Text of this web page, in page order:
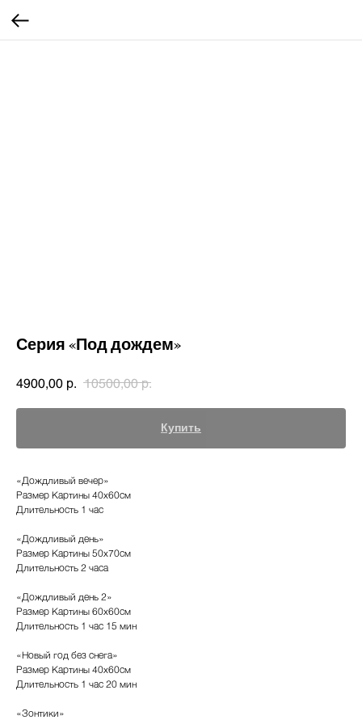
Серия «Под дождем»
4900,00 р. 10500,00 р.
Купить
«Дождливый вечер»
Размер Картины 40х60см
Длительность 1 час
«Дождливый день»
Размер Картины 50х70см
Длительность 2 часа
«Дождливый день 2»
Размер Картины 60х60см
Длительность 1 час 15 мин
«Новый год без снега»
Размер Картины 40х60см
Длительность 1 час 20 мин
«Зонтики»